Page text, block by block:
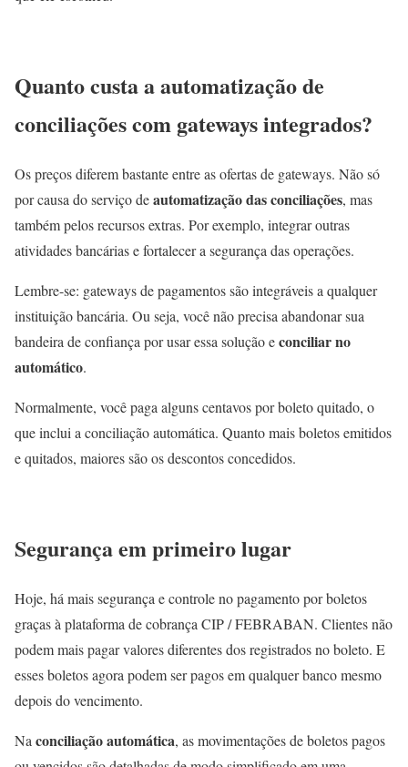
Quanto custa a automatização de
conciliações com gateways integrados?
Os preços diferem bastante entre as ofertas de gateways. Não só
por causa do serviço deautomatização das conciliações, mas
também pelos recursos extras. Por exemplo, integrar outras
atividades bancárias e fortalecer a segurança das operações.
Lembre-se: gateways de pagamentos são integráveis a qualquer
instituição bancária. Ou seja, você não precisa abandonar sua
bandeira de confiança por usar essa solução econciliar no
automático.
Normalmente, você paga alguns centavos por boleto quitado, o
que inclui a conciliação automática. Quanto mais boletos emitidos
e quitados, maiores são os descontos concedidos.
Segurança em primeiro lugar
Hoje, há mais segurança e controle no pagamento por boletos
graças à plataforma de cobrança CIP / FEBRABAN. Clientes não
podem mais pagar valores diferentes dos registrados no boleto. E
esses boletos agora podem ser pagos em qualquer banco mesmo
depois do vencimento.
Na conciliação automática, as movimentações de boletos pagos